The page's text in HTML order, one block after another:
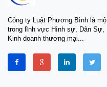
Công ty Luật Phương Bình là
trong lĩnh vực Hình sự, Dân Sự,
Kinh doanh thương mại...